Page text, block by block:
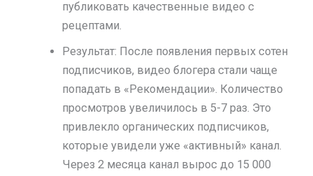
публиковать качественные видео с
рецептами.
Результат: После появления первых сотен
подписчиков, видео блогера стали чаще
попадать в «Рекомендации». Количество
просмотров увеличилось в 5-7 раз. Это
привлекло органических подписчиков,
которые увидели уже «активный» канал.
Через 2 месяца канал вырос до 15 000